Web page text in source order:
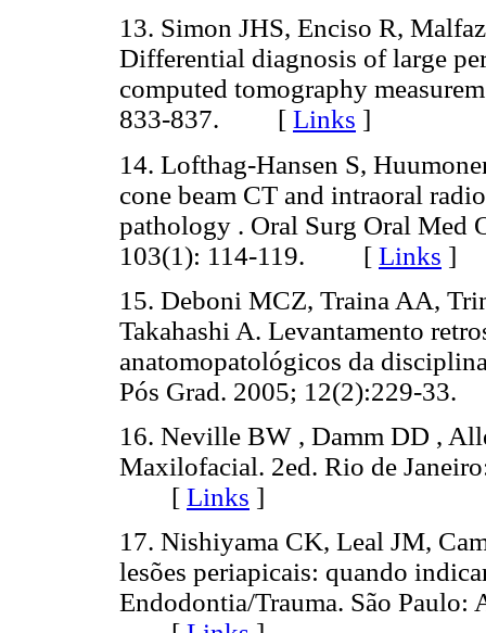
13. Simon JHS, Enciso R,
Differential diagnosis of large
computed tomography
833-837. [ Links ]
14. Lofthag-Hansen S,
cone beam CT and intraoral
pathology . Oral Surg Oral Med
103(1): 114-119. [ Links ]
15. Deboni MCZ, Traina AA,
Takahashi A. Levantamento
anatomopatológicos da
Pós Grad. 2005; 12(2):229-
16. Neville BW , Damm DD ,
Maxilofacial. 2ed. Rio de
[ Links ]
17. Nishiyama CK, Leal JM,
lesões periapicais: quando
Endodontia/Trauma. São Paulo: